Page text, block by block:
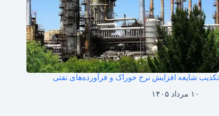
تکذیب شایعه افزایش نرخ خوراک و فرآورده‌های نفتی
۱۰ مرداد ۱۴۰۵